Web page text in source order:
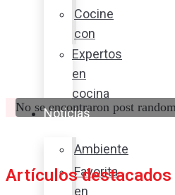
Cocine
con
Expertos
en
cocina
Noticias
Ambiente
Favorita
en
No se encontraron post
Artículos destacados